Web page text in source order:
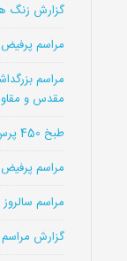
گزارش زنگ
مراسم
مراسم
مقدس و
طبخ 450 پرس غذای نذری ( چلو جوجه )
مراسم پرفیض
مراسم سالروز
گزارش مراسم